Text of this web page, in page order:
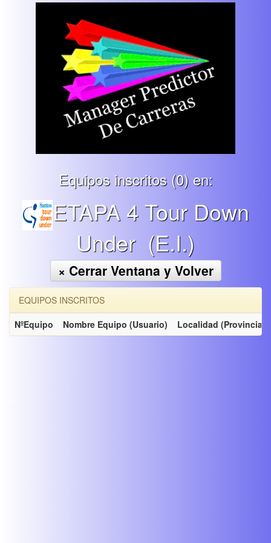
Equipos inscritos (0) en:
ETAPA 4 Tour Down
Under (E.I.)
× Cerrar Ventana y Volver
EQUIPOS INSCRITOS
NºEquipo
Nombre Equipo (Usuario) Localidad (Provincia)